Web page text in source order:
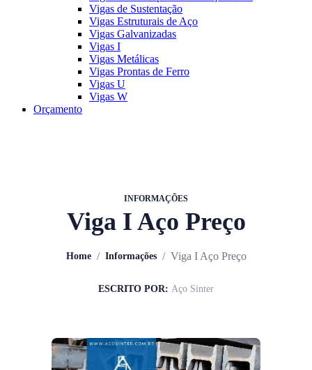
Vigas de Sustentação
Vigas Estruturais de Aço
Vigas Galvanizadas
Vigas I
Vigas Metálicas
Vigas Prontas de Ferro
Vigas U
Vigas W
Orçamento
INFORMAÇÕES
Viga I Aço Preço
Home / Informações / Viga I Aço Preço
ESCRITO POR: Aço Sinter